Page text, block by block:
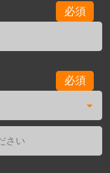
必須
必須